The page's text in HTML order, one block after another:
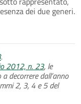
dei due generi.
.
2012, n. 23, le
decorrere dall’anno
2, 3, 4 e 5 del